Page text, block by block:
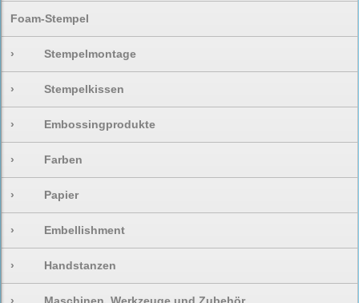
Foam-Stempel
› Stempelmontage
› Stempelkissen
› Embossingprodukte
› Farben
› Papier
› Embellishment
› Handstanzen